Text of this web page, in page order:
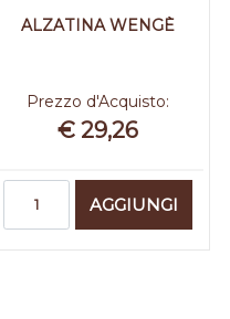
ALZATINA WENGÈ
Prezzo d'Acquisto:
€ 29,26
AGGIUNGI